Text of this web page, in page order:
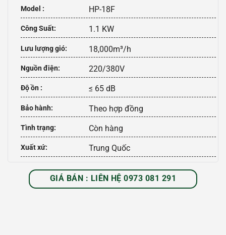
Model : HP-18F
Công Suất: 1.1 KW
Lưu lượng gió: 18,000m³/h
Nguồn điện: 220/380V
Độ ồn : ≤ 65 dB
Bảo hành: Theo hợp đồng
Tình trạng: Còn hàng
Xuất xứ: Trung Quốc
GIÁ BÁN : LIÊN HỆ 0973 081 291